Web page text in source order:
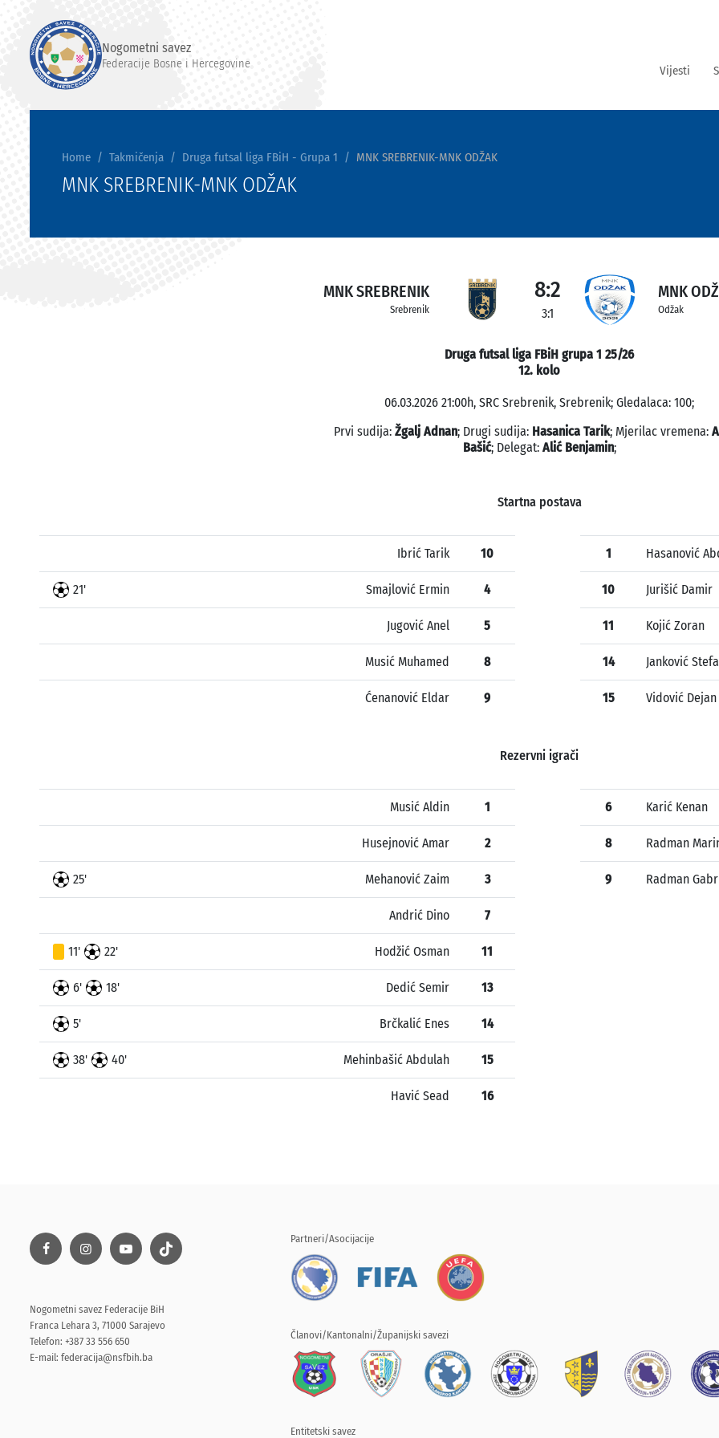
Nogometni savez
Federacije Bosne i Hercegovine Vijesti
Home Takmičenja Druga futsal liga FBiH - Grupa 1 MNK SREBRENIK-MNK ODŽAK
MNK SREBRENIK-MNK ODŽAK
MNK SREBRENIK
Srebrenik
8:2
3:1
MNK
Odžak
Druga futsal liga FBiH grupa 1 25/26
12. kolo
06.03.2026 21:00h, SRC Srebrenik, Srebrenik; Gledalaca: 100;
Prvi sudija: Žgalj Adnan; Drugi sudija: Hasanica Tarik; Mjerilac vremena:
Bašić; Delegat: Alić Benjamin;
Startna postava
Ibrić Tarik 10
21' Smajlović Ermin 4
Jugović Anel 5
Musić Muhamed 8
Ćenanović Eldar 9
1 Hasanović
10 Jurišić Damir
11 Kojić Zoran
14 Janković
15 Vidović Dejan
Rezervni igrači
Musić Aldin 1
Husejnović Amar 2
25' Mehanović Zaim 3
Andrić Dino 7
11' 22' Hodžić Osman 11
6' 18' Dedić Semir 13
5' Brčkalić Enes 14
38' 40' Mehinbašić Abdulah 15
Havić Sead 16
6 Karić Kenan
8 Radman
9 Radman
Nogometni savez Federacije BiH
Franca Lehara 3, 71000 Sarajevo
Telefon: +387 33 556 650
E-mail: federacija@nsfbih.ba
Partneri/Asocijacije
Članovi/Kantonalni/Županijski savezi
Entitetski savez